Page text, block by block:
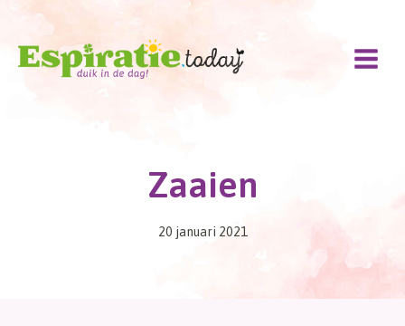
Doorgaan
inhoud
Zaaien
20 januari 2021